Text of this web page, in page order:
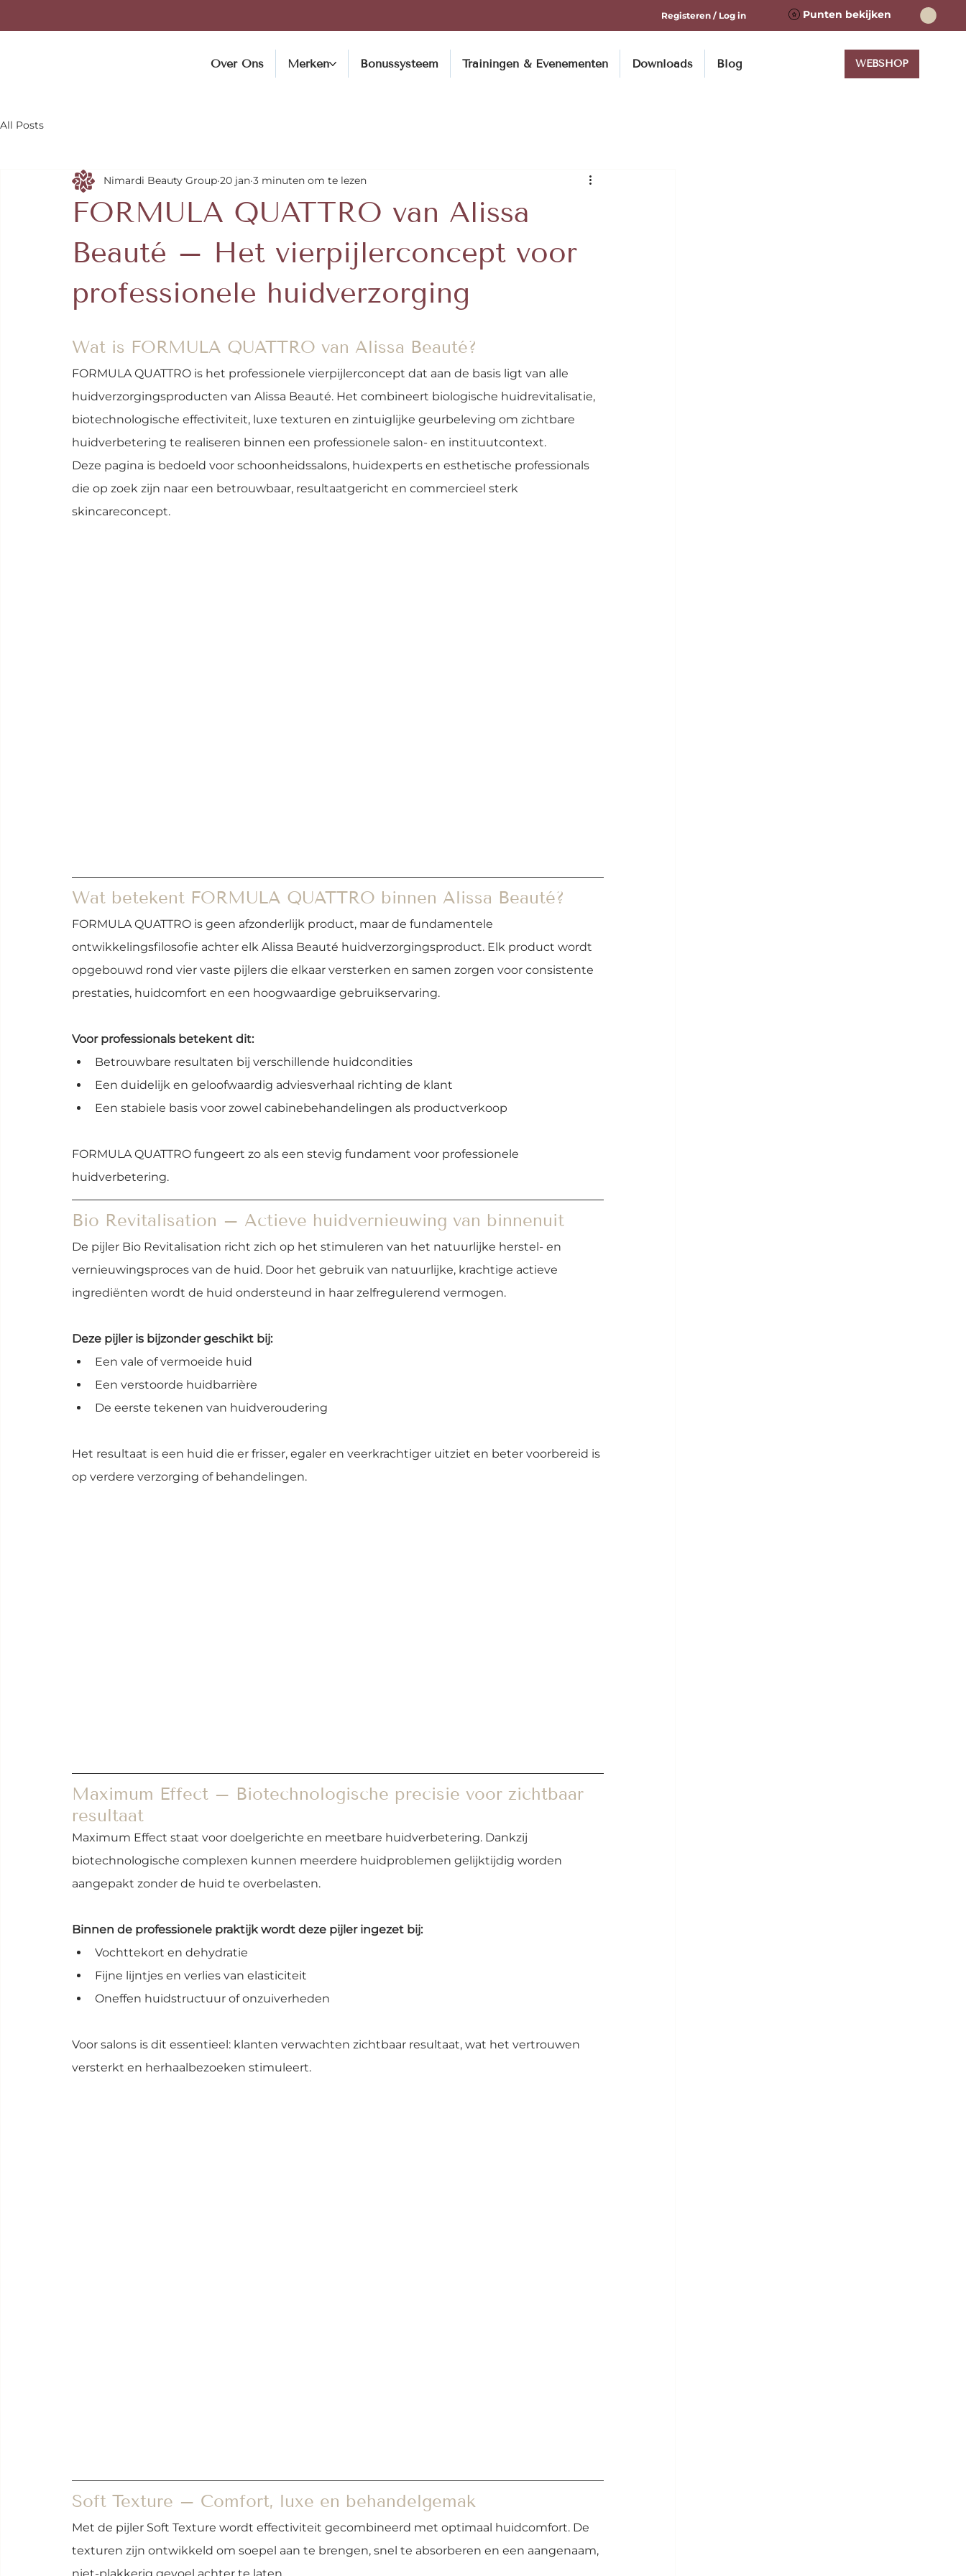
Punten bekijken
Registeren / Log in
Over Ons Merken Bonussysteem Trainingen & Evenementen Downloads Blog WEBSHOP
All Posts
FORMULA QUATTRO van Alissa
Beauté – Het vierpijlerconcept voor
professionele huidverzorging
Nimardi Beauty Group 20 jan 3 minuten om te lezen
Wat is FORMULA QUATTRO van Alissa Beauté?
FORMULA QUATTRO is het professionele vierpijlerconcept dat aan de basis ligt van alle
huidverzorgingsproducten van Alissa Beauté. Het combineert biologische huidrevitalisatie,
biotechnologische effectiviteit, luxe texturen en zintuiglijke geurbeleving om zichtbare
huidverbetering te realiseren binnen een professionele salon- en instituutcontext.
Deze pagina is bedoeld voor schoonheidssalons, huidexperts en esthetische professionals
die op zoek zijn naar een betrouwbaar, resultaatgericht en commercieel sterk
skincareconcept.
Wat betekent FORMULA QUATTRO binnen Alissa Beauté?
FORMULA QUATTRO is geen afzonderlijk product, maar de fundamentele
ontwikkelingsfilosofie achter elk Alissa Beauté huidverzorgingsproduct. Elk product wordt
opgebouwd rond vier vaste pijlers die elkaar versterken en samen zorgen voor consistente
prestaties, huidcomfort en een hoogwaardige gebruikservaring.
Voor professionals betekent dit:
Betrouwbare resultaten bij verschillende huidcondities
Een duidelijk en geloofwaardig adviesverhaal richting de klant
Een stabiele basis voor zowel cabinebehandelingen als productverkoop
FORMULA QUATTRO fungeert zo als een stevig fundament voor professionele
huidverbetering.
Bio Revitalisation – Actieve huidvernieuwing van binnenuit
De pijler Bio Revitalisation richt zich op het stimuleren van het natuurlijke herstel- en
vernieuwingsproces van de huid. Door het gebruik van natuurlijke, krachtige actieve
ingrediënten wordt de huid ondersteund in haar zelfregulerend vermogen.
Deze pijler is bijzonder geschikt bij:
Een vale of vermoeide huid
Een verstoorde huidbarrière
De eerste tekenen van huidveroudering
Het resultaat is een huid die er frisser, egaler en veerkrachtiger uitziet en beter voorbereid is
op verdere verzorging of behandelingen.
Maximum Effect – Biotechnologische precisie voor zichtbaar
resultaat
Maximum Effect staat voor doelgerichte en meetbare huidverbetering. Dankzij
biotechnologische complexen kunnen meerdere huidproblemen gelijktijdig worden
aangepakt zonder de huid te overbelasten.
Binnen de professionele praktijk wordt deze pijler ingezet bij:
Vochttekort en dehydratie
Fijne lijntjes en verlies van elasticiteit
Oneffen huidstructuur of onzuiverheden
Voor salons is dit essentieel: klanten verwachten zichtbaar resultaat, wat het vertrouwen
versterkt en herhaalbezoeken stimuleert.
Soft Texture – Comfort, luxe en behandelgemak
Met de pijler Soft Texture wordt effectiviteit gecombineerd met optimaal huidcomfort. De
texturen zijn ontwikkeld om soepel aan te brengen, snel te absorberen en een aangenaam,